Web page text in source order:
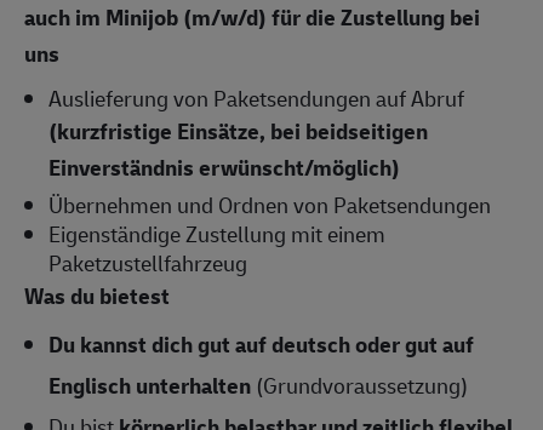
auch im Minijob (m/w/d) für die Zustellung bei
uns
Auslieferung von Paketsendungen auf Abruf
(kurzfristige Einsätze, bei beidseitigen
Einverständnis erwünscht/möglich)
Übernehmen und Ordnen von Paketsendungen
Eigenständige Zustellung mit einem
Paketzustellfahrzeug
Was du bietest
Du kannst dich gut auf deutsch oder gut auf
Englischunterhalten (Grundvoraussetzung)